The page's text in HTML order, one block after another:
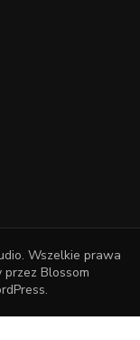
. Wszelkie prawa
przez Blossom
.